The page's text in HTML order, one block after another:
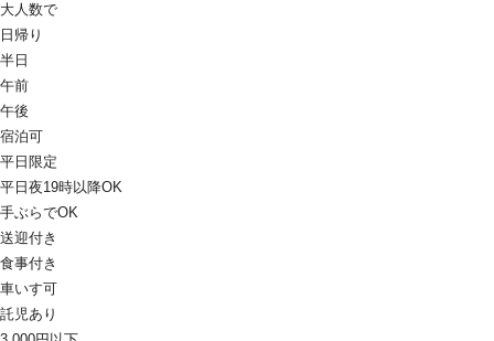
大人数で
日帰り
半日
午前
午後
宿泊可
平日限定
平日夜19時以降OK
手ぶらでOK
送迎付き
食事付き
車いす可
託児あり